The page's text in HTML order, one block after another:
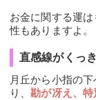
お金に関する運
性もありますよ。
直感線がくっ
月丘から小指の
り、勘が冴え、